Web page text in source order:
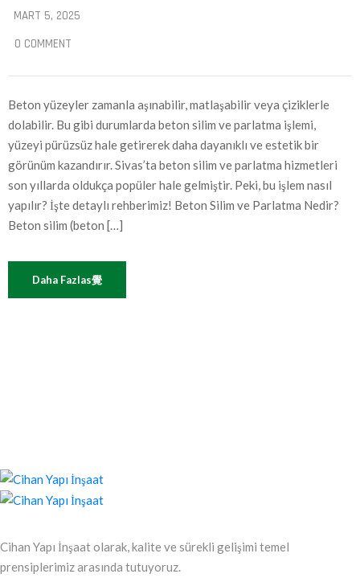
MART 5, 2025
0 COMMENT
Beton yüzeyler zamanla aşınabilir, matlaşabilir veya çiziklerle
dolabilir. Bu gibi durumlarda beton silim ve parlatma işlemi,
yüzeyi pürüzsüz hale getirerek daha dayanıklı ve estetik bir
görünüm kazandırır. Sivas’ta beton silim ve parlatma hizmetleri
son yıllarda oldukça popüler hale gelmiştir. Peki, bu işlem nasıl
yapılır? İşte detaylı rehberimiz! Beton Silim ve Parlatma Nedir?
Beton silim (beton […]
Daha Fazlas覺
Cihan Yapı İnşaat olarak, kalite ve sürekli gelişimi temel
prensiplerimiz arasında tutuyoruz.